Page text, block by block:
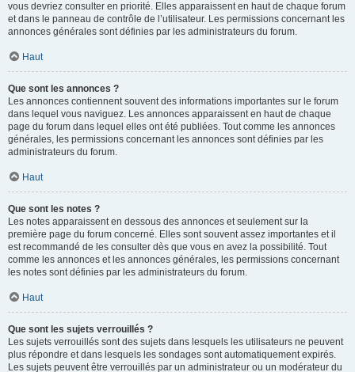
vous devriez consulter en priorité. Elles apparaissent en haut de chaque forum
et dans le panneau de contrôle de l’utilisateur. Les permissions concernant les
annonces générales sont définies par les administrateurs du forum.
Haut
Que sont les annonces ?
Les annonces contiennent souvent des informations importantes sur le forum
dans lequel vous naviguez. Les annonces apparaissent en haut de chaque
page du forum dans lequel elles ont été publiées. Tout comme les annonces
générales, les permissions concernant les annonces sont définies par les
administrateurs du forum.
Haut
Que sont les notes ?
Les notes apparaissent en dessous des annonces et seulement sur la
première page du forum concerné. Elles sont souvent assez importantes et il
est recommandé de les consulter dès que vous en avez la possibilité. Tout
comme les annonces et les annonces générales, les permissions concernant
les notes sont définies par les administrateurs du forum.
Haut
Que sont les sujets verrouillés ?
Les sujets verrouillés sont des sujets dans lesquels les utilisateurs ne peuvent
plus répondre et dans lesquels les sondages sont automatiquement expirés.
Les sujets peuvent être verrouillés par un administrateur ou un modérateur du